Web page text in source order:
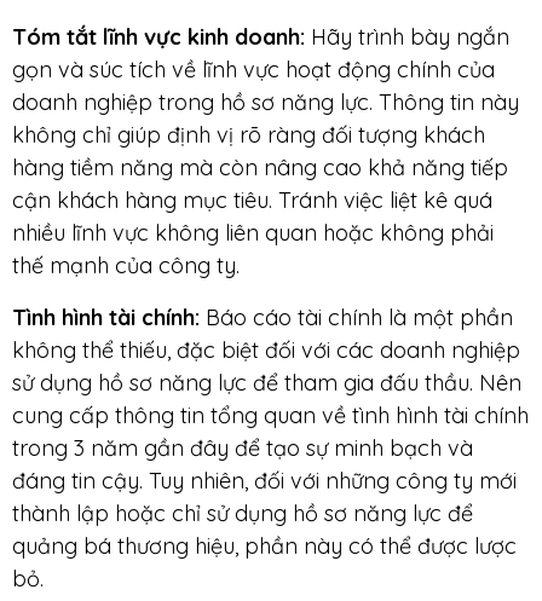
Tóm tắt lĩnh vực kinh doanh: Hãy trình bày ngắn
gọn và súc tích về lĩnh vực hoạt động chính của
doanh nghiệp trong hồ sơ năng lực. Thông tin này
không chỉ giúp định vị rõ ràng đối tượng khách
hàng tiềm năng mà còn nâng cao khả năng tiếp
cận khách hàng mục tiêu. Tránh việc liệt kê quá
nhiều lĩnh vực không liên quan hoặc không phải
thế mạnh của công ty.
Tình hình tài chính: Báo cáo tài chính là một phần
không thể thiếu, đặc biệt đối với các doanh nghiệp
sử dụng hồ sơ năng lực để tham gia đấu thầu. Nên
cung cấp thông tin tổng quan về tình hình tài chính
trong 3 năm gần đây để tạo sự minh bạch và
đáng tin cậy. Tuy nhiên, đối với những công ty mới
thành lập hoặc chỉ sử dụng hồ sơ năng lực để
quảng bá thương hiệu, phần này có thể được lược
bỏ.